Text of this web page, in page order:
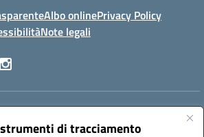
di tracciamento
Albo onlinePrivacy Policy
Note legali
Email:fgps040004@istruzione.it